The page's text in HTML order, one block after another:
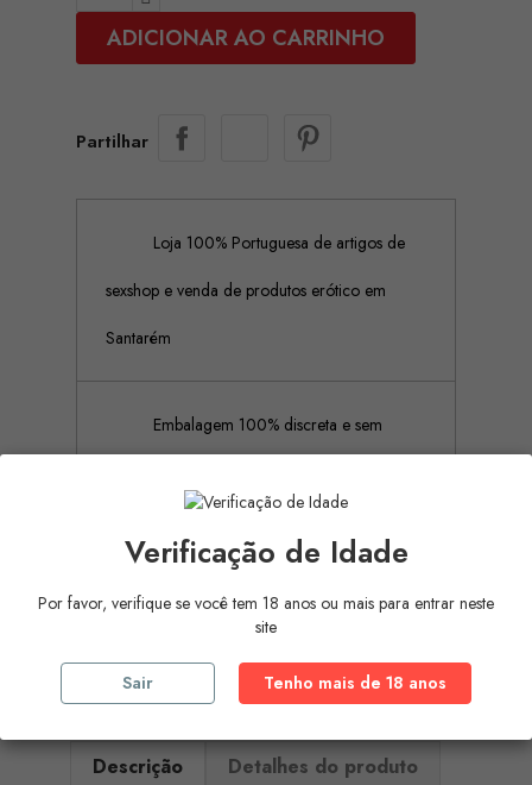
ADICIONAR AO CARRINHO
Partilhar
Loja 100% Portuguesa de artigos de
sexshop e venda de produtos erótico em
Santarém
Embalagem 100% discreta e sem
Pagamento Seguro (Aceitamos
pagamento por referência Multibanco, Mbway
Descrição Detalhes do produto
Verificação de Idade
Por favor, verifique se você tem 18 anos ou mais para entrar neste
site
Sair Tenho mais de 18 anos